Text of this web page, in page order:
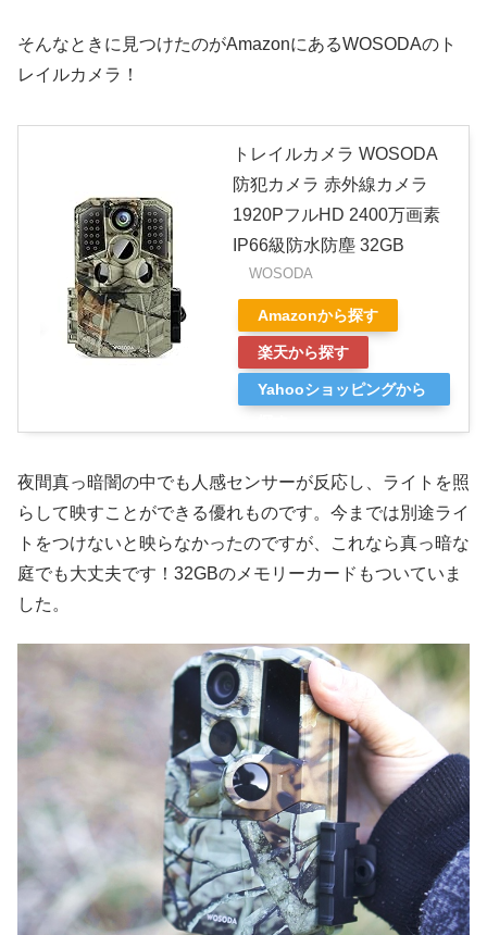
そんなときに見つけたのがAmazonにあるWOSODAのト
レイルカメラ！
トレイルカメラ WOSODA
防犯カメラ 赤外線カメラ
1920PフルHD 2400万画素
IP66級防水防塵 32GB
WOSODA
Amazonから探す
楽天から探す
Yahooショッピングから
夜間真っ暗闇の中でも人感センサーが反応し、ライトを照
らして映すことができる優れものです。今までは別途ライ
トをつけないと映らなかったのですが、これなら真っ暗な
庭でも大丈夫です！32GBのメモリーカードもついていま
した。